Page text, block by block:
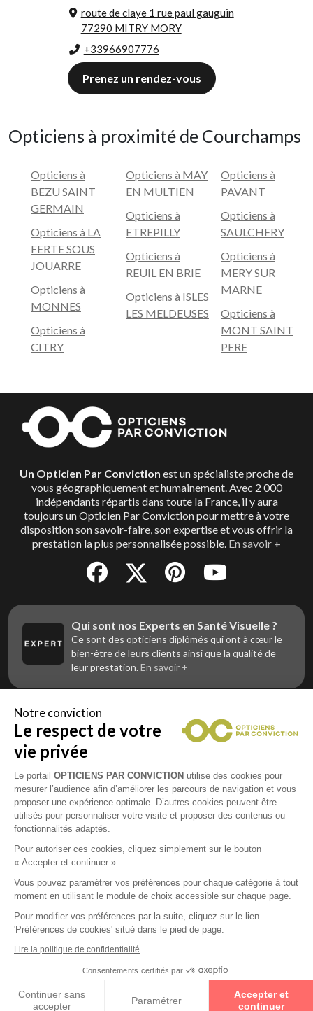
route de claye 1 rue paul gauguin
77290 MITRY MORY
+33966907776
Prenez un rendez-vous
Opticiens à proximité de Courchamps
Opticiens à
BEZU SAINT
GERMAIN
Opticiens à LA
FERTE SOUS
JOUARRE
Opticiens à
MONNES
Opticiens à
CITRY
Opticiens à MAY
EN MULTIEN
Opticiens à
ETREPILLY
Opticiens à
REUIL EN BRIE
Opticiens à ISLES
LES MELDEUSES
Opticiens à
PAVANT
Opticiens à
SAULCHERY
Opticiens à
MERY SUR
MARNE
Opticiens à
MONT SAINT
PERE
COURCHAMPS CARTE
Un Opticien Par Conviction est un spécialiste proche de
vous géographiquement et humainement. Avec 2 000
indépendants répartis dans toute la France, il y aura
toujours un Opticien Par Conviction pour mettre à votre
disposition son savoir-faire, son expertise et vous offrir la
prestation la plus personnalisée possible. En savoir +
Qui sont nos Experts en Santé Visuelle ?
Ce sont des opticiens diplômés qui ont à cœur le
bien-être de leurs clients ainsi que la qualité de
leur prestation. En savoir +
Vous êtes un professionnel de la vue et
vous souhaitez nous rejoindre ?
Contactez Alliance Optic, la centrale d’achats et
d’accompagnement des opticiens indépendants
Contacts
2026 © Opticiens Par Conviction. Tous droits
réservés
Notre conviction
Le respect de votre
vie privée
Le portail OPTICIENS PAR CONVICTION utilise des cookies pour
mesurer l’audience afin d’améliorer les parcours de navigation et vous
proposer une expérience optimale. D’autres cookies peuvent être
utilisés pour personnaliser votre visite et proposer des contenus ou
fonctionnalités adaptés.
Pour autoriser ces cookies, cliquez simplement sur le bouton
« Accepter et continuer ».
Vous pouvez paramétrer vos préférences pour chaque catégorie à tout
moment en utilisant le module de choix accessible sur chaque page.
Pour modifier vos préférences par la suite, cliquez sur le lien
'Préférences de cookies' situé dans le pied de page.
Lire la politique de confidentialité
Consentements certifiés par
Continuer sans
accepter
Paramétrer
Accepter et
continuer